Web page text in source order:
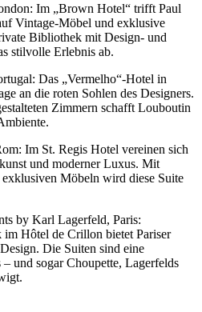
Im „Brown Hotel“ trifft Paul
Vintage-Möbel und exklusive
Bibliothek mit Design- und
stilvolle Erlebnis ab.
Das „Vermelho“-Hotel in
an die roten Sohlen des Designers.
Zimmern schafft Louboutin
Im St. Regis Hotel vereinen sich
und moderner Luxus. Mit
Möbeln wird diese Suite
by Karl Lagerfeld, Paris:
Hôtel de Crillon bietet Pariser
Die Suiten sind eine
und sogar Choupette, Lagerfelds